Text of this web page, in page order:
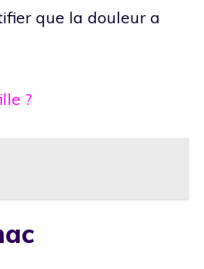
que la douleur a
?